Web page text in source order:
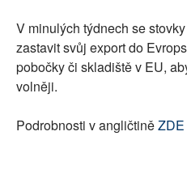
V minulých týdnech se
zastavit svůj export do
pobočky či skladiště v EU,
volněji.
Podrobnosti v angličtiněZDE